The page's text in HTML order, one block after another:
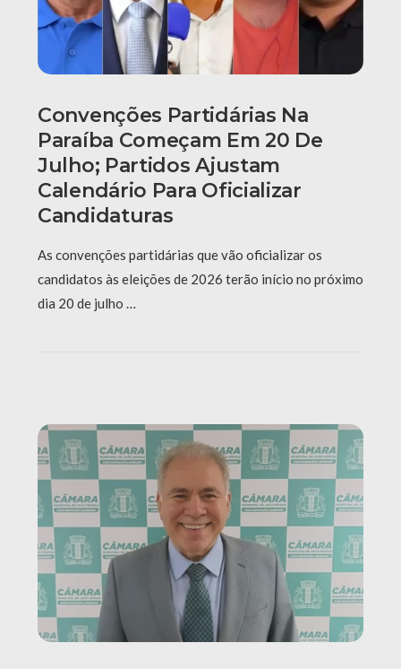
Convenções Partidárias Na
Paraíba Começam Em 20 De
Julho; Partidos Ajustam
Calendário Para Oficializar
Candidaturas
As convenções partidárias que vão oficializar os
candidatos às eleições de 2026 terão início no próximo
dia 20 de julho …